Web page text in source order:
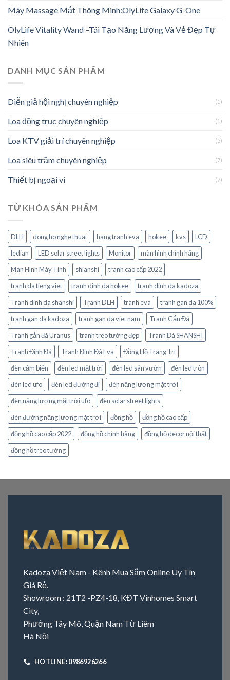
Máy Massage Mắt Thông Minh:OlyLife Galaxy G-One
OlyLife Vitality Wand –Tái Tạo Năng Lượng Và Vẻ Đẹp Tự
Nhiên
DANH MỤC SẢN PHẨM
Diễn giả hội nghị chuyên nghiệp (1)
Loa đồng trục chuyên nghiệp (1)
Loa KTV giải trí chuyên nghiệp (5)
Loa siêu trầm chuyên nghiệp (7)
Thiết bị ngoại vi (7)
TỪ KHÓA SẢN PHẨM
DLH dong ho nghe thuat hang tranh eva hokee kvs
LCD
ledian
LED solar street lights Monitor
màn hình chính hãng
Màn Hình Máy Tính
shianshi
tranh cao cấp 2022
tranh da tieng viet
tranh dinh da hokee
tranh dinh da kadoza
Tranh dinh da shanshi
Tranh DLH tranh eva
tranh gan da 100%
tranh gan da kadoza
tranh gan da viet nam
Tranh Gắn Đá
Tranh gắn đá Uranus
tranh treo tường đẹp
Tranh Đá SHANSHI
Tranh Đính Đá
Tranh Đính Đá Eva
Đồng Hồ Trang Trí
đèn cảm biến
đèn led mặt trời đèn led sân vườn
đèn led tròn
đèn led ufo
đèn led đường đi
đèn năng lượng mặt trời
đèn năng lượng mặt trời ufo
đèn solar street lights
đèn đường năng lượng mặt trời
đồng hồ
đồng hồ cao cấp
đồng hồ cao cấp 2022
đồng hồ chính hãng
đồng hồ decor nội thất
đồng hồ treo tường
Kadoza Việt Nam - Kênh Mua Sắm Online Uy Tín
Giá Rẻ.
Showroom : 21T2 -PZ4-18, KĐT Vinhomes Smart
City,
Phường Tây Mô, Quận Nam Từ Liêm
Hà Nội
HOTLINE: 0986926266